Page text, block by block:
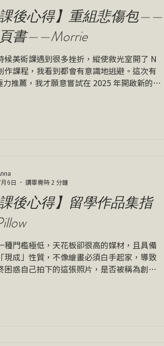
課後心得】重組悲傷包——
書——Morrie
候美術課遇到很多挫折，縱使敘光室開了 N
作課程，我看到都會有意識地逃避。這次有
力推薦，我才願意嘗試在 2025 年開啟新的創
課後心得】留學作品集指
種門檻極低，天花板卻很高的媒材，且具備
現成」性質，不像繪畫必須白手起家，導致
困惑自己拍下的這張照片，是否被稱為創
6日
讀畢需時 2 分鐘